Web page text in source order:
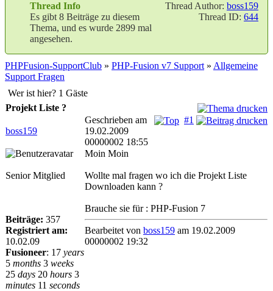
Thread Author: boss159
Thread ID: 644
Thread Info
Es gibt 8 Beiträge zu diesem
Thema, und es wurde 2899 mal
angesehen.
PHPFusion-SupportClub » PHP-Fusion v7 Support » Allgemeine
Support Fragen
Wer ist hier? 1 Gäste
Projekt Liste ?
boss159
#1
Geschrieben am
19.02.2009
00000002 18:55
Senior Mitglied
Beiträge: 357
Registriert am:
10.02.09
Fusioneer: 17 years
5 months 3 weeks
25 days 20 hours 3
minutes 11 seconds
Moin Moin
Wollte mal fragen wo ich die Projekt Liste
Downloaden kann ?
Brauche sie für : PHP-Fusion 7
Bearbeitet von boss159 am 19.02.2009
00000002 19:32